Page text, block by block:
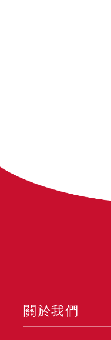
關於我們